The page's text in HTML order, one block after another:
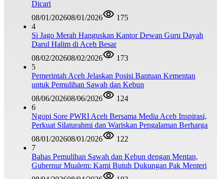
Dicari
08/01/202608/01/2026
175
4
Si Jago Merah Hanguskan Kantor Dewan Guru Dayah
Darul Halim di Aceh Besar
08/02/202608/02/2026
173
5
Pemerintah Aceh Jelaskan Posisi Bantuan Kementan
untuk Pemulihan Sawah dan Kebun
08/06/202608/06/2026
124
6
Ngopi Sore PWRI Aceh Bersama Media Aceh Inspirasi,
Perkuat Silaturahmi dan Wariskan Pengalaman Berharga
08/01/202608/01/2026
122
7
Bahas Pemulihan Sawah dan Kebun dengan Mentan,
Gubernur Mualem: Kami Butuh Dukungan Pak Menteri